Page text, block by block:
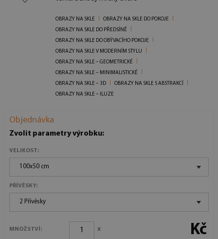
OBRAZY NA SKLE
OBRAZY NA SKLE DO POKOJE
OBRAZY NA SKLE DO PŘEDSÍNĚ
OBRAZY NA SKLE DO OBÝVACÍHO POKOJE
OBRAZY NA SKLE V MODERNÍM STYLU
OBRAZY NA SKLE – GEOMETRICKÉ
OBRAZY NA SKLE – MINIMALISTICKÉ
OBRAZY NA SKLE – 3D
OBRAZY NA SKLE S ABSTRAKCÍ
OBRAZY NA SKLE – ILUZE
Objednávka
Zvolit parametry výrobku:
VELIKOST:
100x50 cm
PŘÍVĚSKY:
2 Přívěsky
MNOŽSTVÍ: x Kč